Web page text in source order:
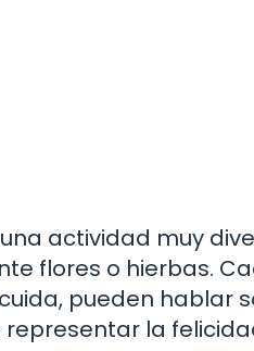
actividad muy
flores o hierbas.
pueden hablar
la